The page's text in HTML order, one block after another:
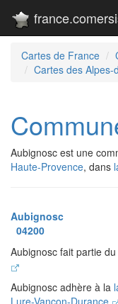
Cartes de France
Cartes des
Aubignosc est une
Haute-Provence, dans
Aubignosc
04200
Aubignosc fait partie du
Aubignosc adhère à la
Lure-Vançon-Durance